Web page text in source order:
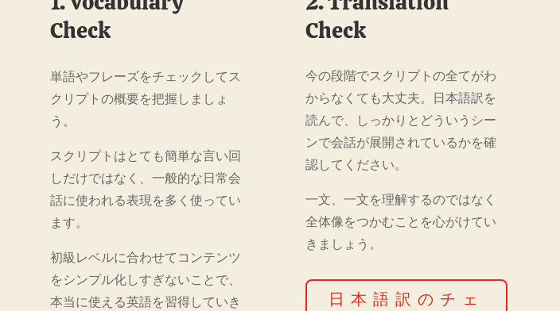
Check
単語やフレーズをチェックしてス
クリプトの概要を把握しましょ
う。
スクリプトはとても簡単な言い回
しだけではなく、一般的な日常会
話に使われる表現を多く使ってい
ます。
初級レベルに合わせてコンテンツ
をシンプル化しすぎないことで、
本当に使える英語を習得していき
Check
今の段階でスクリプトの全てがわ
からなくても大丈夫。日本語訳を
読んで、しっかりとどういうシー
ンで会話が展開されているかを確
認してください。
一文、一文を理解するのではなく
全体像をつかむことを心がけてい
きましょう。
日本語訳のチェ